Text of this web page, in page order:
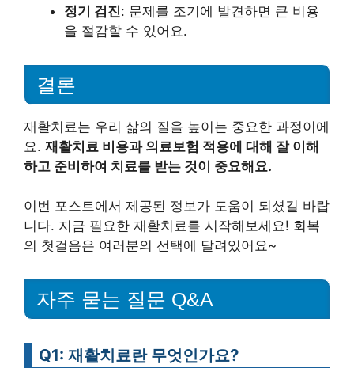
정기 검진: 문제를 조기에 발견하면 큰 비용
을 절감할 수 있어요.
결론
재활치료는 우리 삶의 질을 높이는 중요한 과정이에
요. 재활치료 비용과 의료보험 적용에 대해 잘 이해
하고 준비하여 치료를 받는 것이 중요해요.
이번 포스트에서 제공된 정보가 도움이 되셨길 바랍
니다. 지금 필요한 재활치료를 시작해보세요! 회복
의 첫걸음은 여러분의 선택에 달려있어요~
자주 묻는 질문 Q&A
Q1: 재활치료란 무엇인가요?